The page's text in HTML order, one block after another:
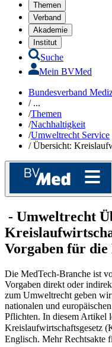
Themen
Verband
Akademie
Institut
Suche
Mein BVMed
Bundesverband
/...
/Themen
/Nachhaltigkeit​​
/Umweltrecht Service
/Übersicht:
- Umweltrecht
Vorgaben für die
Die MedTech-Branche ist
Vorgaben direkt oder
zum Umweltrecht geben
nationalen und
Pflichten. In diesem Artikel
Kreislaufwirtschaftsgesetz
Englisch. Mehr Rechtsakte